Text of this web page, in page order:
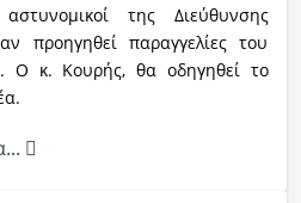
της Διεύθυνσης
προηγηθεί παραγγελίες του
Ο κ. Κουρής, θα οδηγηθεί το